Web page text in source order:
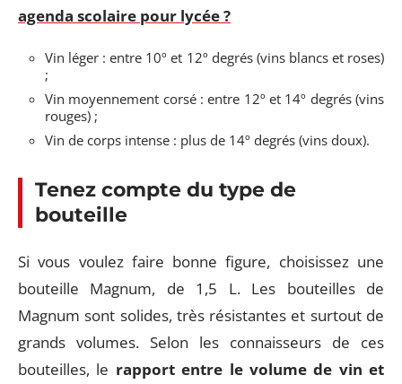
agenda scolaire pour lycée ?
Vin léger : entre 10º et 12º degrés (vins blancs et roses)
;
Vin moyennement corsé : entre 12º et 14º degrés (vins
rouges) ;
Vin de corps intense : plus de 14º degrés (vins doux).
Tenez compte du type de
bouteille
Si vous voulez faire bonne figure, choisissez une
bouteille Magnum, de 1,5 L. Les bouteilles de
Magnum sont solides, très résistantes et surtout de
grands volumes. Selon les connaisseurs de ces
bouteilles, le rapport entre le volume de vin et